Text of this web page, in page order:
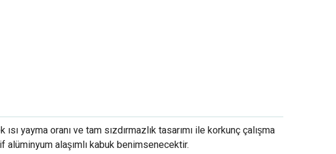
yayma oranı ve tam sızdırmazlık tasarımı ile korkunç çalışma
alüminyum alaşımlı kabuk benimsenecektir.